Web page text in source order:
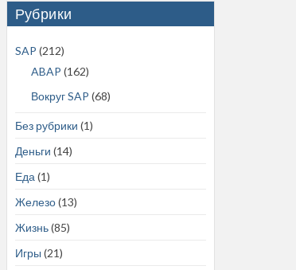
Рубрики
SAP (212)
ABAP (162)
Вокруг SAP (68)
Без рубрики (1)
Деньги (14)
Еда (1)
Железо(13)
Жизнь(85)
Игры (21)